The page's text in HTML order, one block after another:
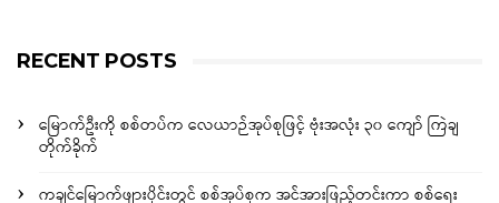
RECENT POSTS
မြောက်ဦးကို စစ်တပ်က လေယာဉ်အုပ်စုဖြင့် ဗုံးအလုံး ၃၀ ကျော် ကြဲချ
တိုက်ခိုက်
ကချင်မြောက်ဖျားပိုင်းတွင် စစ်အုပ်စုက အင်အားဖြည့်တင်းကာ စစ်ရေး